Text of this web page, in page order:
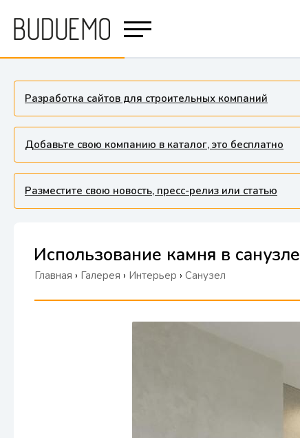
Разработка сайтов для строительных компаний
Добавьте свою компанию в каталог, это бесплатно
Разместите свою новость, пресс-релиз или статью
Использование камня в санузле
Главная › Галерея › Интерьер › Санузел